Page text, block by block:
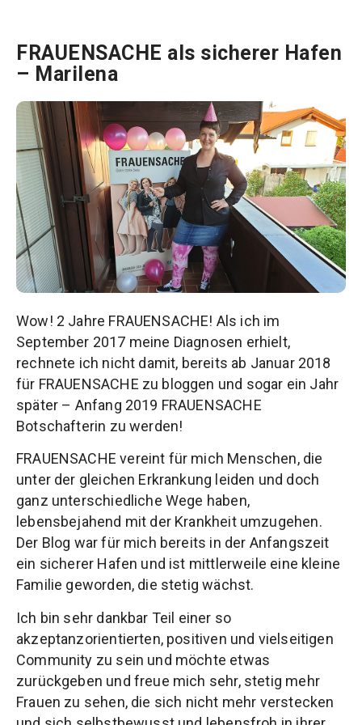
FRAUENSACHE als sicherer Hafen
– Marilena
Wow! 2 Jahre FRAUENSACHE! Als ich im
September 2017 meine Diagnosen erhielt,
rechnete ich nicht damit, bereits ab Januar 2018
für FRAUENSACHE zu bloggen und sogar ein Jahr
später – Anfang 2019 FRAUENSACHE
Botschafterin zu werden!
FRAUENSACHE vereint für mich Menschen, die
unter der gleichen Erkrankung leiden und doch
ganz unterschiedliche Wege haben,
lebensbejahend mit der Krankheit umzugehen.
Der Blog war für mich bereits in der Anfangszeit
ein sicherer Hafen und ist mittlerweile eine kleine
Familie geworden, die stetig wächst.
Ich bin sehr dankbar Teil einer so
akzeptanzorientierten, positiven und vielseitigen
Community zu sein und möchte etwas
zurückgeben und freue mich sehr, stetig mehr
Frauen zu sehen, die sich nicht mehr verstecken